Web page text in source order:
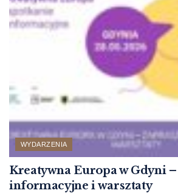
WYDARZENIA
Kreatywna Europa w Gdyni
informacyjne i warsztaty